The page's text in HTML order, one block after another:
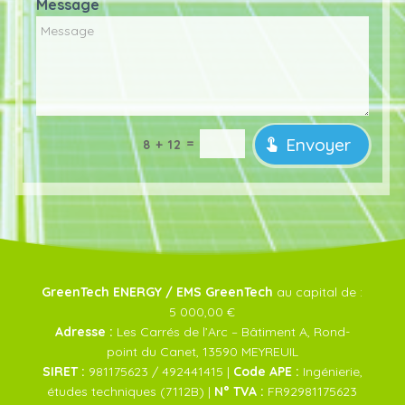
Message
8 + 12 = Envoyer
GreenTech ENERGY / EMS GreenTech au capital de :
5 000,00 €
Adresse : Les Carrés de l’Arc – Bâtiment A, Rond-
point du Canet, 13590 MEYREUIL
SIRET : 981175623 / 492441415 | Code APE : Ingénierie,
études techniques (7112B) | N° TVA : FR92981175623